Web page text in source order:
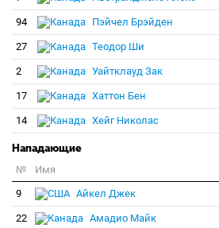
94 Пэйчел Брэйден
27 Теодор Ши
2 Уайтклауд Зак
17 Хаттон Бен
14 Хейг Николас
Нападающие
№ Имя
9
Айкел Джек
22 Амадио Майк